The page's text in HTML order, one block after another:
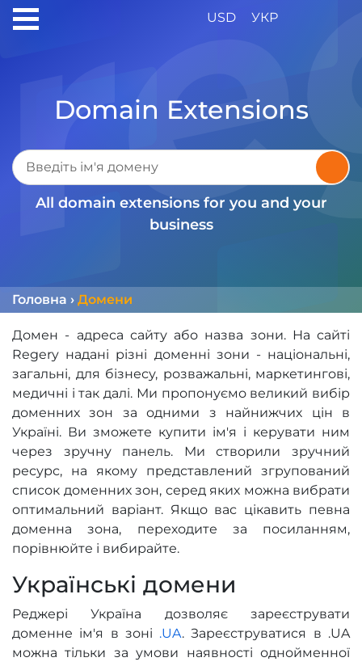
USD УКР
Domain Extensions
All domain extensions for you and your
business
Головна › Домени
Домен - адреса сайту або назва зони. На сайті
Regery надані різні доменні зони - національні,
загальні, для бізнесу, розважальні, маркетингові,
медичні і так далі. Ми пропонуємо великий вибір
доменних зон за одними з найнижчих цін в
Україні. Ви зможете купити ім'я і керувати ним
через зручну панель. Ми створили зручний
ресурс, на якому представлений згрупований
список доменних зон, серед яких можна вибрати
оптимальний варіант. Якщо вас цікавить певна
доменна зона, переходите за посиланням,
порівнюйте і вибирайте.
Українські домени
Реджері Україна дозволяє зареєструвати
доменне ім'я в зоні .UA. Зареєструватися в .UA
можна тільки за умови наявності однойменної